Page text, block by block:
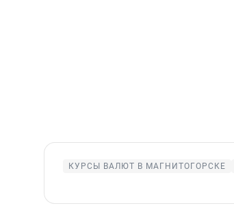
КУРСЫ ВАЛЮТ В МАГНИТОГОРСКЕ